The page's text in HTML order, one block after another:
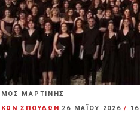
ΜΑΡΤΙΝΗΣ
ΣΠΟΥΔΩΝ
26 ΜΑΪ́ΟΥ 2026/